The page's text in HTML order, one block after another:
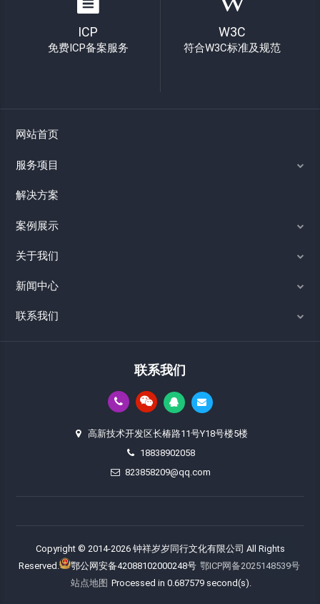
ICP
免费ICP备案服务
W3C
符合W3C标准及规范
网站首页
服务项目
解决方案
案例展示
关于我们
新闻中心
联系我们
联系我们
高新技术开发区长椿路11号Y18号楼5楼
18838902058
823858209@qq.com
Copyright © 2014-2026 钟祥岁岁同行文化有限公司 All Rights
Reserved.
鄂公网安备42088102000248号 鄂ICP网备2025148539号
站点地图 Processed in 0.687579 second(s).